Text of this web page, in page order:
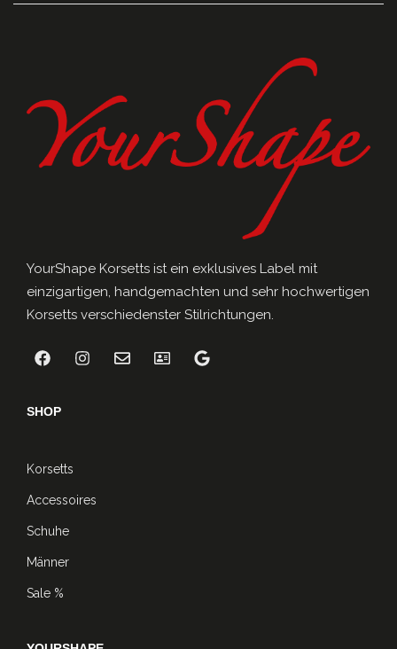
YourShape Korsetts ist ein exklusives Label mit
einzigartigen, handgemachten und sehr hochwertigen
Korsetts verschiedenster Stilrichtungen.
SHOP
Korsetts
Accessoires
Schuhe
Männer
Sale %